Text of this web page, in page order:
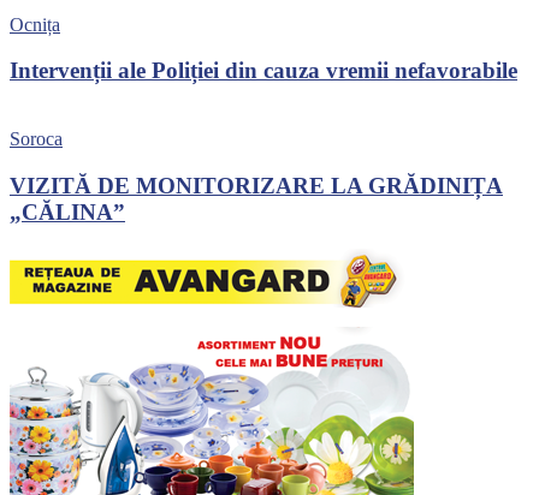
Ocnița
Intervenții ale Poliției din cauza vremii nefavorabile
Soroca
VIZITĂ DE MONITORIZARE LA GRĂDINIȚA
„CĂLINA”